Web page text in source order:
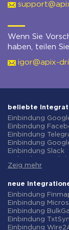
Wenn Sie
haben, teilen
igor@apix-
beliebte
Einbindung
Einbindung
Einbindung
Einbindung
Einbindung Slack
Einbindung Gmail
Einbindung
Einbindung
Einbindung
Einbindung
Einbindung
Einbindung
Zeig mehr
neue
Einbindung
Einbindung
Einbindung
Einbindung
Einbindung